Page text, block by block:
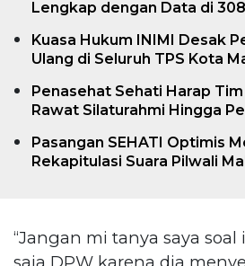
Lengkap dengan Data di
Kuasa Hukum INIMI Desak
Ulang di Seluruh TPS Kota
Penasehat Sehati Harap
Rawat Silaturahmi Hingga
Pasangan SEHATI Optimis
Rekapitulasi Suara Pilwali
“Jangan mi tanya saya
saja DPW karena dia